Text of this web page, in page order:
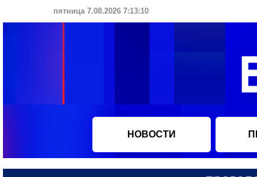
пятница 7.08.2026 7:13:11
НОВОСТИ